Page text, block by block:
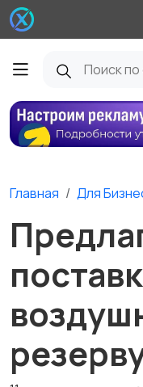
Главная Для